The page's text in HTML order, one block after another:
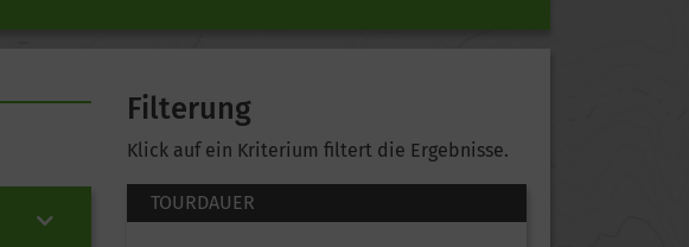
Filterung
Klick auf ein Kriterium filtert die Ergebnisse.
TOURDAUER